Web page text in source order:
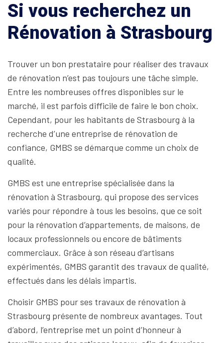
Si vous recherchez un
Rénovation à Strasbourg
Trouver un bon prestataire pour réaliser des travaux
de rénovation n’est pas toujours une tâche simple.
Entre les nombreuses offres disponibles sur le
marché, il est parfois difficile de faire le bon choix.
Cependant, pour les habitants de Strasbourg à la
recherche d’une entreprise de rénovation de
confiance, GMBS se démarque comme un choix de
qualité.
GMBS est une entreprise spécialisée dans la
rénovation à Strasbourg, qui propose des services
variés pour répondre à tous les besoins, que ce soit
pour la rénovation d’appartements, de maisons, de
locaux professionnels ou encore de bâtiments
commerciaux. Grâce à son réseau d’artisans
expérimentés, GMBS garantit des travaux de qualité,
effectués dans les délais impartis.
Choisir GMBS pour ses travaux de rénovation à
Strasbourg présente de nombreux avantages. Tout
d’abord, l’entreprise met un point d’honneur à